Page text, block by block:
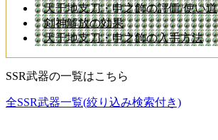
天干地支刀・申之飾の評価/使い道
剣神解放の効果
天干地支刀・申之飾の入手方法
SSR武器の一覧はこちら
全SSR武器一覧(絞り込み検索付き)